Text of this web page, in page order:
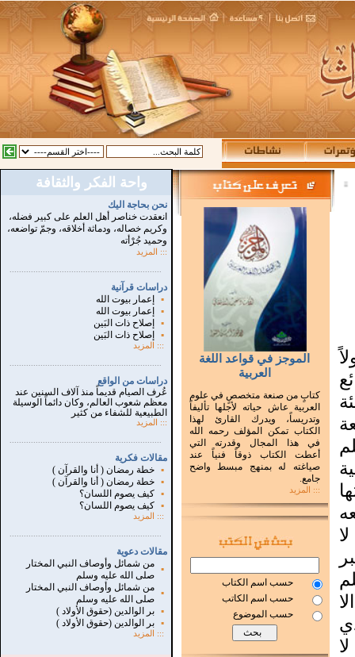
واحة الفكر والثقافة
نحن بحاجة اليك
انعقدت خناصر أهل العلم على كبير فضله،
وكريم خصاله، ودماثة أخلاقه، وجمّ تواضعه،
وحميد جُرْأته
::: المزيد
دراسات قرآنية
▪
إعمار بيوت الله
▪
إعمار بيوت الله
▪
إصلاح ذات البَين
▪
إصلاح ذات البَين
:::
المزيد
دراسات من الواقع
عُرف الصيام قديماً منذ آلاف السنين عند
معظم شعوب العالم، وكان دائماً الوسيلة
الطبيعية للشفاء من كثير
:::
المزيد
مقالات فكرية
▪
خطة رمضان ( أنا والقرآن )
▪
خطة رمضان ( أنا والقرآن )
▪
كيف يصوم اللسان؟
▪
كيف يصوم اللسان؟
:::
المزيد
مقالات دعوية
▪
من شمائل وأوصاف النبي المختار
صلى الله عليه وسلم
▪
من شمائل وأوصاف النبي المختار
صلى الله عليه وسلم
▪
بر الوالدين (حقوق الأولاد )
▪
بر الوالدين (حقوق الأولاد )
::: المزيد
الموجز في قواعد اللغة
العربية
كتابٍ من صنعة متخصصٍ في علوم
العربية عاش حياته لأجلها تأليفاً
وتدريساً، ويدرك القارئ لهذا
الكتاب تمكن المؤلف رحمه الله
في هذا المجال وقدرته التي
أعطت الكتاب ذوقاً فنياً عند
صياغته له بمنهج مبسط واضح
جامع.
::: المزيد
حسب اسم الكتاب
حسب اسم الكاتب
حسب الموضوع